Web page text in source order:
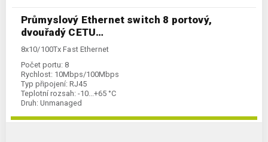
Průmyslový Ethernet switch 8 portový,
dvouřadý CETU…
8x10/100Tx Fast Ethernet
Počet portu: 8
Rychlost: 10Mbps/100Mbps
Typ připojení: RJ45
Teplotní rozsah: -10...+65 °C
Druh: Unmanaged